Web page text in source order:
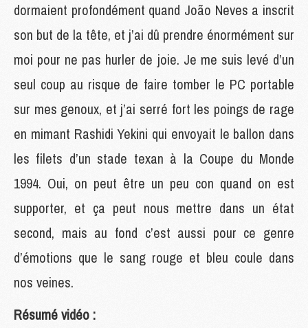
dormaient profondément quand João Neves a inscrit
son but de la tête, et j’ai dû prendre énormément sur
moi pour ne pas hurler de joie. Je me suis levé d’un
seul coup au risque de faire tomber le PC portable
sur mes genoux, et j’ai serré fort les poings de rage
en mimant Rashidi Yekini qui envoyait le ballon dans
les filets d’un stade texan à la Coupe du Monde
1994. Oui, on peut être un peu con quand on est
supporter, et ça peut nous mettre dans un état
second, mais au fond c’est aussi pour ce genre
d’émotions que le sang rouge et bleu coule dans
nos veines.
Résumé vidéo :